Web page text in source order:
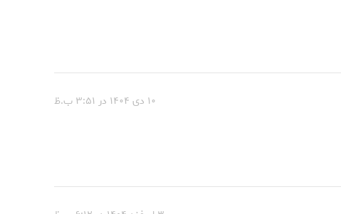
۱۰ دی ۱۴۰۴ در ۳:۵۱ ب.ظ